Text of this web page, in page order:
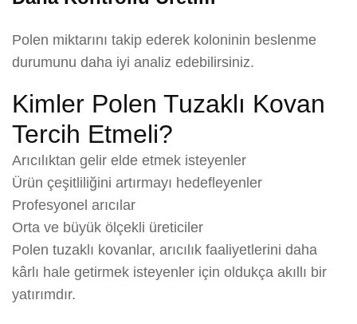
Polen miktarını takip ederek koloninin beslenme
durumunu daha iyi analiz edebilirsiniz.
Kimler Polen Tuzaklı Kovan
Tercih Etmeli?
Arıcılıktan gelir elde etmek isteyenler
Ürün çeşitliliğini artırmayı hedefleyenler
Profesyonel arıcılar
Orta ve büyük ölçekli üreticiler
Polen tuzaklı kovanlar, arıcılık faaliyetlerini daha
kârlı hale getirmek isteyenler için oldukça akıllı bir
yatırımdır.